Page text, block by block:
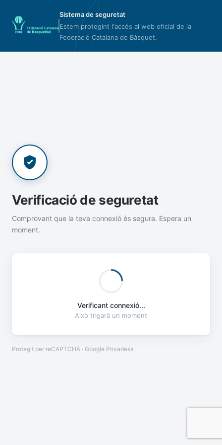
Sistema de seguretat
Estem protegint l'accés al web oficial de la
Federació Catalana de Bàsquet.
Verificació de seguretat
Comprovant que la teva connexió és segura. Espera un
moment.
Verificant connexió...
Això trigarà un moment
Protegit per reCAPTCHA · Google Privadesa